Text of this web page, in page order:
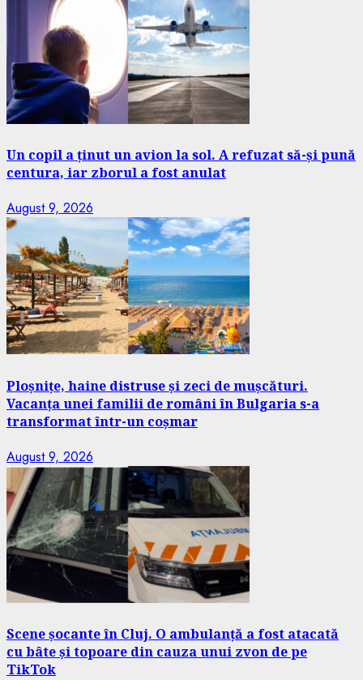
Un copil a ținut un avion la sol. A refuzat să-și pună
centura, iar zborul a fost anulat
August 9, 2026
Ploșnițe, haine distruse și zeci de mușcături.
Vacanța unei familii de români în Bulgaria s-a
transformat într-un coșmar
August 9, 2026
Scene șocante în Cluj. O ambulanță a fost atacată
cu bâte și topoare din cauza unui zvon de pe
TikTok